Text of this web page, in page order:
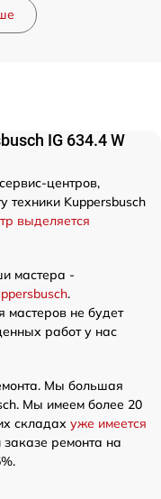
IG 634.4 W
центров,
техники Kuppersbusch
выделяется
мастера -
.
мастеров не будет
работ у нас
Мы большая
Мы имеем более 20
складах уже имеется
ремонта на